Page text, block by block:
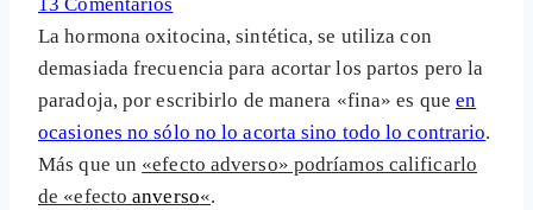
13 Comentarios
La hormona oxitocina, sintética, se utiliza con
demasiada frecuencia para acortar los partos pero la
paradoja, por escribirlo de manera «fina» es que en
ocasiones no sólo no lo acorta sino todo lo contrario.
Más que un «efecto adverso» podríamos calificarlo
de «efectoanverso«.